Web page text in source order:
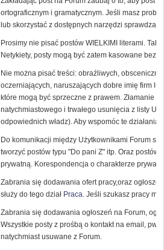
ortograficznym i gramatycznym. Jeśli masz
lub skorzystać z dostępnych narzędzi
Prosimy nie pisać postów WIELKIMI literami.
Netykiety, posty mogą być zatem kasowane bez
Nie można pisać treści: obraźliwych,
oczerniających, naruszających dobre imię firm
które mogą być sprzeczne z prawem. Złamanie
natychmiastowego i trwałego usunięcia z listy
odpowiednich władz). Aby wspomóc te
Do komunikacji między Użytkownikami Forum
tworzyć postów typu "Do pani Z" itp. Oraz postów
prywatną. Korespondencja o charakterze
Zabrania się dodawania ofert pracy,oraz
służy do tego dział Praca. Jeśli szukasz pracy
Zabrania się dodawania ogłoszeń na Forum,
Wszystkie posty z prośbą o kontakt na email, pw,
natychmiast usuwane z Forum.